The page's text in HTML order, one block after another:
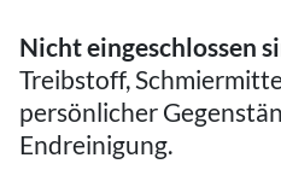
Nicht eingeschlossen
Treibstoff,
persönlicher
Endreinigung.